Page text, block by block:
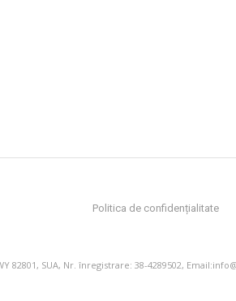
Politica de confidențialitate
82801, SUA, Nr. înregistrare: 38-4289502, Email: